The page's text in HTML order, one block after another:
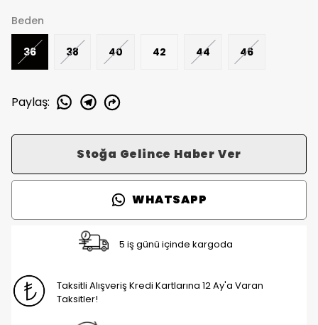
Beden
36 38 40 42 44 46
Paylaş:
Stoğa Gelince Haber Ver
WHATSAPP
5 iş günü içinde kargoda
Taksitli Alışveriş Kredi Kartlarına 12 Ay'a Varan
Taksitler!